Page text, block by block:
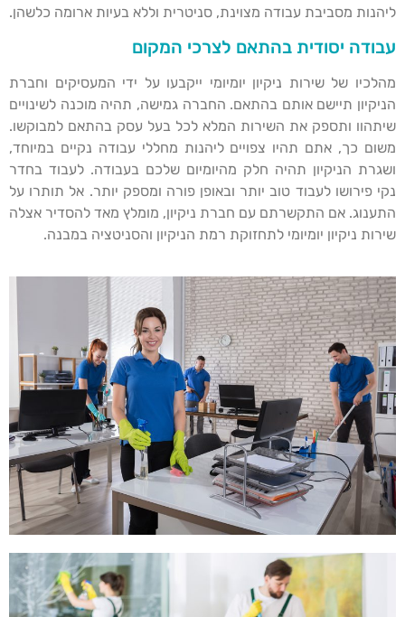
ליהנות מסביבת עבודה מצוינת, סניטרית וללא בעיות ארומה כלשהן.
עבודה יסודית בהתאם לצרכי המקום
מהלכיו של שירות ניקיון יומיומי ייקבעו על ידי המעסיקים וחברת
הניקיון תיישם אותם בהתאם. החברה גמישה, תהיה מוכנה לשינויים
שיתהוו ותספק את השירות המלא לכל בעל עסק בהתאם למבוקשו.
משום כך, אתם תהיו צפויים ליהנות מחללי עבודה נקיים במיוחד,
ושגרת הניקיון תהיה חלק מהיומיום שלכם בעבודה. לעבוד בחדר
נקי פירושו לעבוד טוב יותר ובאופן פורה ומספק יותר. אל תותרו על
התענוג. אם התקשרתם עם חברת ניקיון, מומלץ מאד להסדיר אצלה
שירות ניקיון יומיומי לתחזוקת רמת הניקיון והסניטציה במבנה.